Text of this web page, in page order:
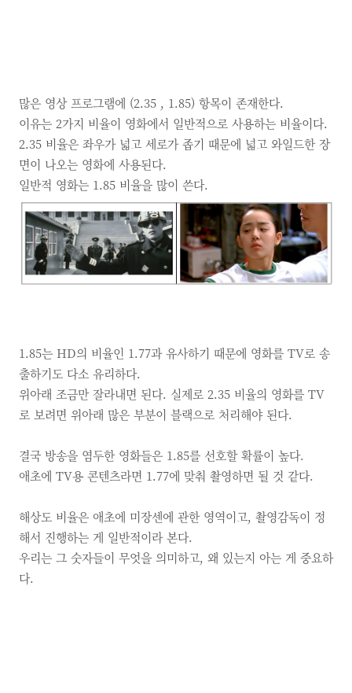
많은 영상 프로그램에 (2.35 , 1.85) 항목이 존재한다.
이유는 2가지 비율이 영화에서 일반적으로 사용하는 비율이다.
2.35 비율은 좌우가 넓고 세로가 좁기 때문에 넓고 와일드한 장
면이 나오는 영화에 사용된다.
일반적 영화는 1.85 비율을 많이 쓴다.
1.85는 HD의 비율인 1.77과 유사하기 때문에 영화를 TV로 송
출하기도 다소 유리하다.
위아래 조금만 잘라내면 된다. 실제로 2.35 비율의 영화를 TV
로 보려면 위아래 많은 부분이 블랙으로 처리해야 된다.
결국 방송을 염두한 영화들은 1.85를 선호할 확률이 높다.
애초에 TV용 콘텐츠라면 1.77에 맞춰 촬영하면 될 것 같다.
해상도 비율은 애초에 미장센에 관한 영역이고, 촬영감독이 정
해서 진행하는 게 일반적이라 본다.
우리는 그 숫자들이 무엇을 의미하고, 왜 있는지 아는 게 중요하
다.